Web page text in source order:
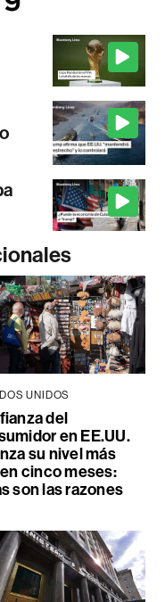
UNIDOS
del
en EE.UU.
su nivel más
cinco meses:
son las razones